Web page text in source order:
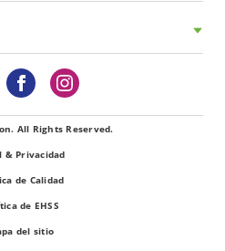
All Rights Reserved.
& Privacidad
de Calidad
de EHSS
del sitio